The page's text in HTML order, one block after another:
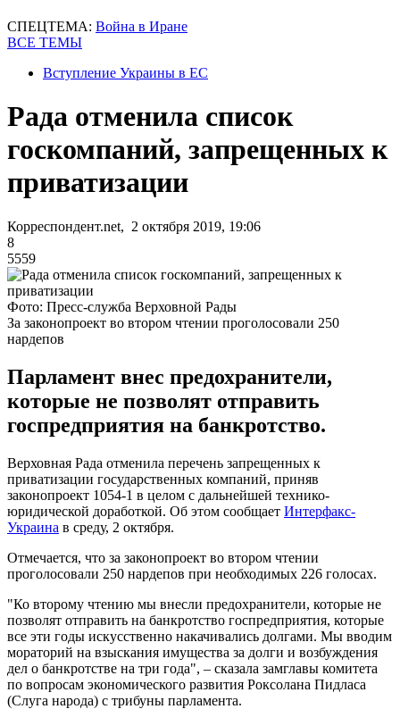
СПЕЦТЕМА: Война в Иране
ВСЕ ТЕМЫ
Вступление Украины в ЕС
Рада отменила список
госкомпаний, запрещенных к
приватизации
Корреспондент.net, 2 октября 2019, 19:06
8
5559
Фото: Пресс-служба Верховной Рады
За законопроект во втором чтении проголосовали 250
нардепов
Парламент внес предохранители,
которые не позволят отправить
госпредприятия на банкротство.
Верховная Рада отменила перечень запрещенных к
приватизации государственных компаний, приняв
законопроект 1054-1 в целом с дальнейшей технико-
юридической доработкой. Об этом сообщает Интерфакс-
Украина в среду, 2 октября.
Отмечается, что за законопроект во втором чтении
проголосовали 250 нардепов при необходимых 226 голосах.
"Ко второму чтению мы внесли предохранители, которые не
позволят отправить на банкротство госпредприятия, которые
все эти годы искусственно накачивались долгами. Мы вводим
мораторий на взыскания имущества за долги и возбуждения
дел о банкротстве на три года", – сказала замглавы комитета
по вопросам экономического развития Роксолана Пидласа
(Слуга народа) с трибуны парламента.